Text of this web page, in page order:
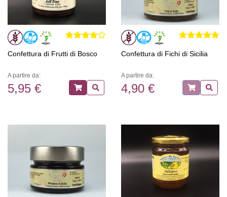
Confettura di Frutti di Bosco
A partire da:
5,95 €
Confettura di Fichi di Sicilia
A partire da:
4,90 €